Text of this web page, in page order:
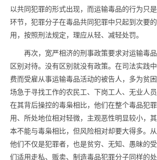
以共同犯罪的形式出现，而运输毒品的行为只
环节，犯罪分子在毒品共同犯罪中只起到次要
用，按照刑法规定，理应从轻、减轻处罚。
再次，宽严相济的刑事政策要求对运输毒
区别对待。没有区别就没有政策。在司法实践
费而受雇从事运输毒品活动的被告人，多为贫
场急于寻找工作的农民工、下岗工人、无业人
在其背后操控的毒枭相比，他们在整个毒品犯
用、所处地位相对轻微，主观恶性明显较小，
本不能与毒枭相比，但风险相对却要大得多。从
他们不仅是犯罪者，也是贫穷、无知、愚昧的
们适用走私、贩卖、制造毒品犯罪分子同样的